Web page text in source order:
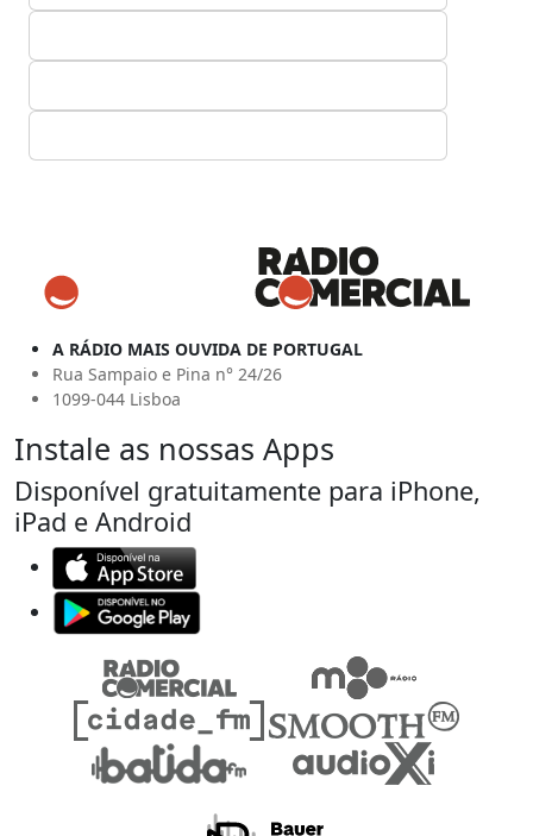
A RÁDIO MAIS OUVIDA DE PORTUGAL
Rua Sampaio e Pina n° 24/26
1099-044 Lisboa
Instale as nossas Apps
Disponível gratuitamente para iPhone,
iPad e Android